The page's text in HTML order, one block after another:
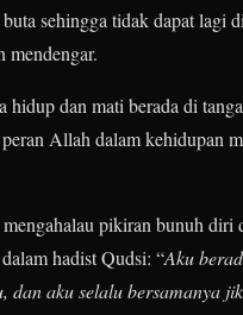
sehingga tidak dapat lagi
mendengar.
hidup dan mati berada di
Allah dalam kehidupan
pikiran bunuh diri
hadist Qudsi: “Aku
dan akuselalubersamanya